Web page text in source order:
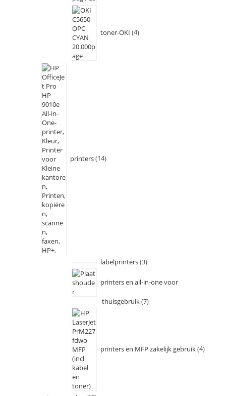
toner-OKI 4
printers 14
labelprinters 3
printers en all-in-one voor
thuisgebruik 7
printers en MFP zakelijk gebruik 4